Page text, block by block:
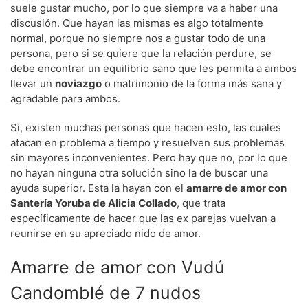
suele gustar mucho, por lo que siempre va a haber una
discusión. Que hayan las mismas es algo totalmente
normal, porque no siempre nos a gustar todo de una
persona, pero si se quiere que la relación perdure, se
debe encontrar un equilibrio sano que les permita a ambos
llevar un noviazgo o matrimonio de la forma más sana y
agradable para ambos.
Si, existen muchas personas que hacen esto, las cuales
atacan en problema a tiempo y resuelven sus problemas
sin mayores inconvenientes. Pero hay que no, por lo que
no hayan ninguna otra solución sino la de buscar una
ayuda superior. Esta la hayan con el amarre de amor con
Santería Yoruba de Alicia Collado, que trata
específicamente de hacer que las ex parejas vuelvan a
reunirse en su apreciado nido de amor.
Amarre de amor con Vudú
Candomblé de 7 nudos